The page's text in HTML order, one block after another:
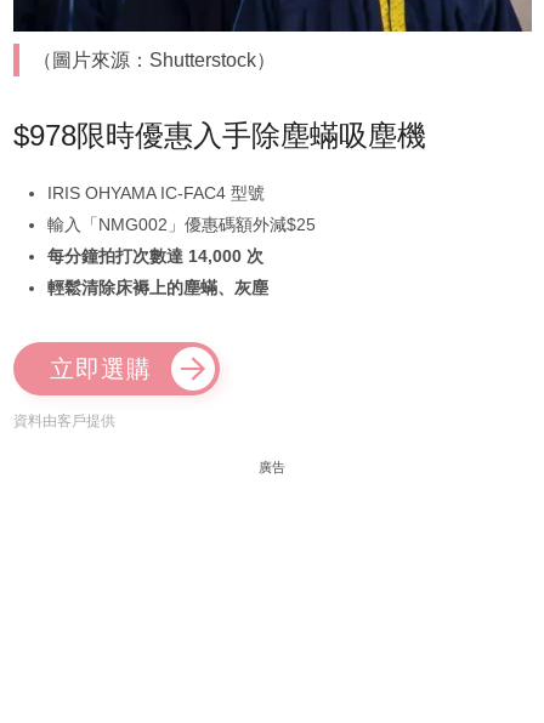
（圖片來源：Shutterstock）
$978限時優惠入手除塵蟎吸塵機
IRIS OHYAMA IC-FAC4 型號
輸入「NMG002」優惠碼額外減$25
每分鐘拍打次數達 14,000 次
輕鬆清除床褥上的塵蟎、灰塵
立即選購
資料由客戶提供
廣告